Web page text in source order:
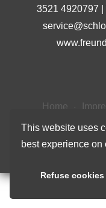
This website uses
best experience on
Refuse cookies
3521 4920797 |
Home
© 2023